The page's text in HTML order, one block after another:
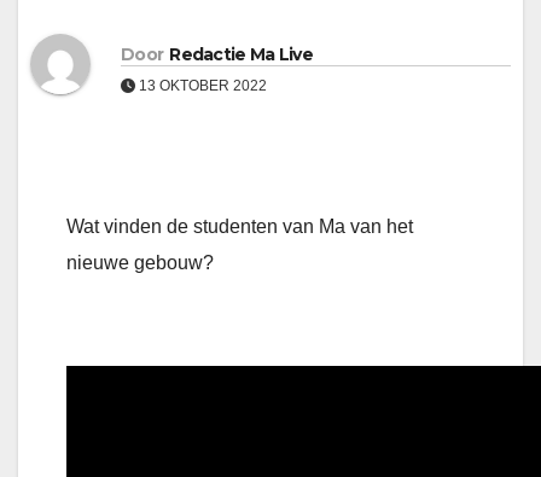
Door Redactie Ma Live
13 OKTOBER 2022
Wat vinden de studenten van Ma van het
nieuwe gebouw?